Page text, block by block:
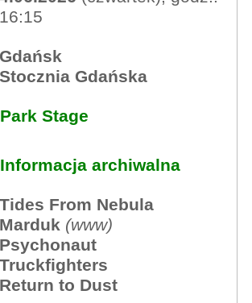
16:15
Gdańsk
Stocznia Gdańska
Park Stage
Informacja archiwalna
Tides From Nebula
Marduk (www)
Psychonaut
Truckfighters
Return to Dust